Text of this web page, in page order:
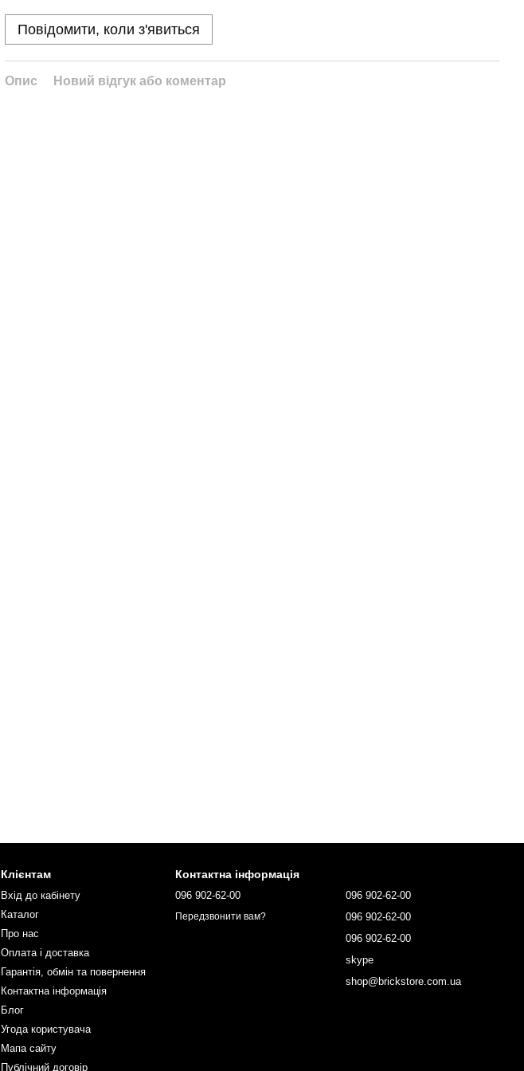
Повідомити, коли з'явиться
Опис Новий відгук або коментар
Клієнтам
Вхід до кабінету
Каталог
Про нас
Оплата і доставка
Гарантія, обмін та повернення
Контактна інформація
Блог
Угода користувача
Мапа сайту
Публічний договір
Контактна інформація
096 902-62-00
Передзвонити вам?
096 902-62-00
096 902-62-00
096 902-62-00
skype
shop@brickstore.com.ua